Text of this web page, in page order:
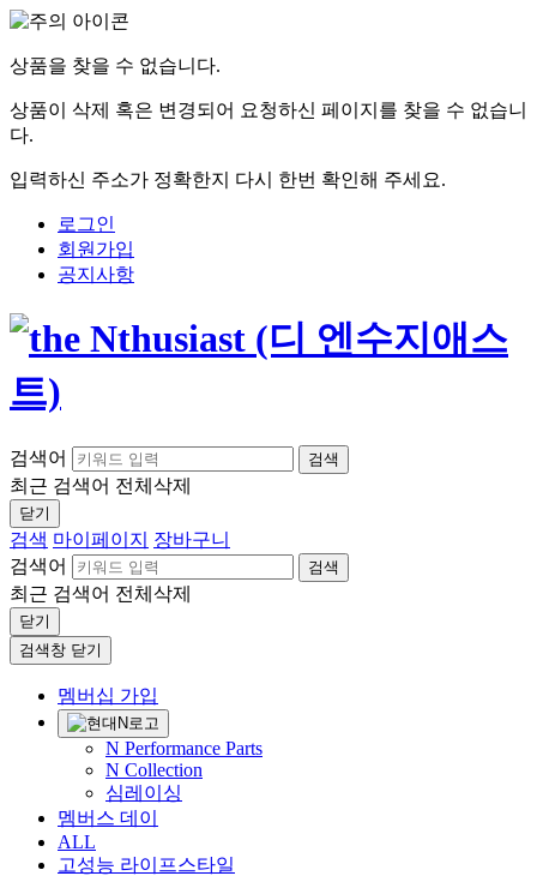
상품을 찾을 수 없습니다.
상품이 삭제 혹은 변경되어 요청하신 페이지를 찾을 수 없습니
다.
입력하신 주소가 정확한지 다시 한번 확인해 주세요.
로그인
회원가입
공지사항
검색어 검색
최근 검색어 전체삭제
닫기
검색 마이페이지
장바구니
검색어
검색
최근 검색어 전체삭제
닫기
검색창 닫기
멤버십 가입
N Performance Parts
N Collection
심레이싱
멤버스 데이
ALL
고성능 라이프스타일